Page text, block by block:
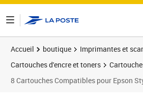
Accueil boutique
Imprimantes et
Cartouches d'encre et toners
8 Cartouches Compatibles pour Epson